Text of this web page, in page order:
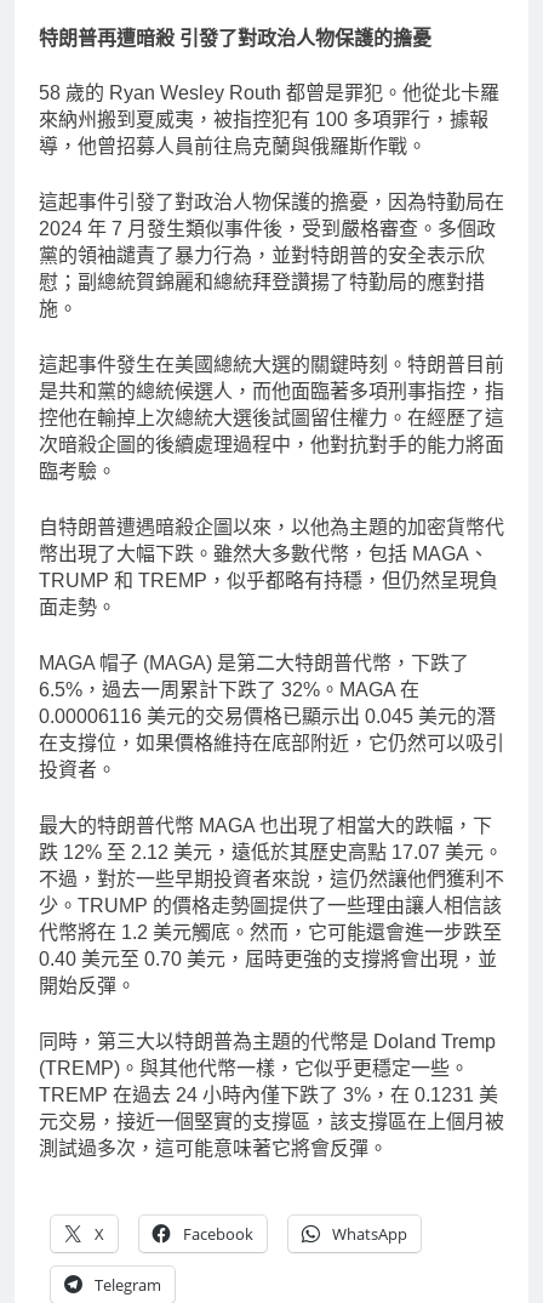
特朗普再遭暗殺 引發了對政治人物保護的擔憂
58 歲的 Ryan Wesley Routh 都曾是罪犯。他從北卡羅
來納州搬到夏威夷，被指控犯有 100 多項罪行，據報
導，他曾招募人員前往烏克蘭與俄羅斯作戰。
這起事件引發了對政治人物保護的擔憂，因為特勤局在
2024 年 7 月發生類似事件後，受到嚴格審查。多個政
黨的領袖譴責了暴力行為，並對特朗普的安全表示欣
慰；副總統賀錦麗和總統拜登讚揚了特勤局的應對措
施。
這起事件發生在美國總統大選的關鍵時刻。特朗普目前
是共和黨的總統候選人，而他面臨著多項刑事指控，指
控他在輸掉上次總統大選後試圖留住權力。在經歷了這
次暗殺企圖的後續處理過程中，他對抗對手的能力將面
臨考驗。
自特朗普遭遇暗殺企圖以來，以他為主題的加密貨幣代
幣出現了大幅下跌。雖然大多數代幣，包括 MAGA、
TRUMP 和 TREMP，似乎都略有持穩，但仍然呈現負
面走勢。
MAGA 帽子 (MAGA) 是第二大特朗普代幣，下跌了
6.5%，過去一周累計下跌了 32%。MAGA 在
0.00006116 美元的交易價格已顯示出 0.045 美元的潛
在支撐位，如果價格維持在底部附近，它仍然可以吸引
投資者。
最大的特朗普代幣 MAGA 也出現了相當大的跌幅，下
跌 12% 至 2.12 美元，遠低於其歷史高點 17.07 美元。
不過，對於一些早期投資者來說，這仍然讓他們獲利不
少。TRUMP 的價格走勢圖提供了一些理由讓人相信該
代幣將在 1.2 美元觸底。然而，它可能還會進一步跌至
0.40 美元至 0.70 美元，屆時更強的支撐將會出現，並
開始反彈。
同時，第三大以特朗普為主題的代幣是 Doland Tremp
(TREMP)。與其他代幣一樣，它似乎更穩定一些。
TREMP 在過去 24 小時內僅下跌了 3%，在 0.1231 美
元交易，接近一個堅實的支撐區，該支撐區在上個月被
測試過多次，這可能意味著它將會反彈。
X Facebook WhatsApp
Telegram